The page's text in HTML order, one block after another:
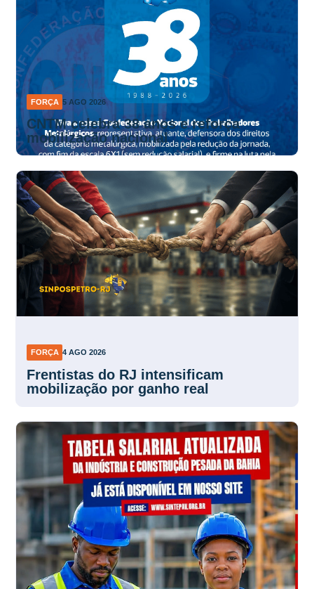
FORÇA 5 AGO 2026
CNTM celebra 38 anos e reforça
mobilização nacional
FORÇA 4 AGO 2026
Frentistas do RJ intensificam
mobilização por ganho real